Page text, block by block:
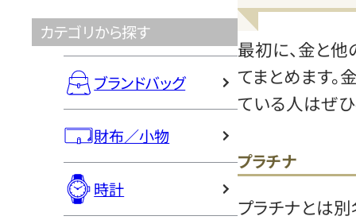
カテゴリから探す
ブランドバッグ
財布／小物
時計
最初に、金と
てまとめます。
ている人はぜひ
プラチナ
プラチナとは